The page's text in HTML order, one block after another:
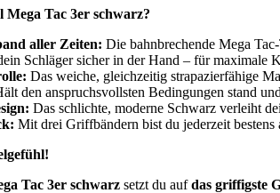
Tac 3er schwarz?
aller Zeiten: Die bahnbrechende Mega
Schläger sicher in der Hand – für maximale
Das weiche, gleichzeitig strapazierfähige
den anspruchsvollsten Bedingungen stand
Das schlichte, moderne Schwarz verleiht
Mit drei Griffbändern bist du jederzeit bestens
Tac 3er schwarz setzt du aufdas griffigste